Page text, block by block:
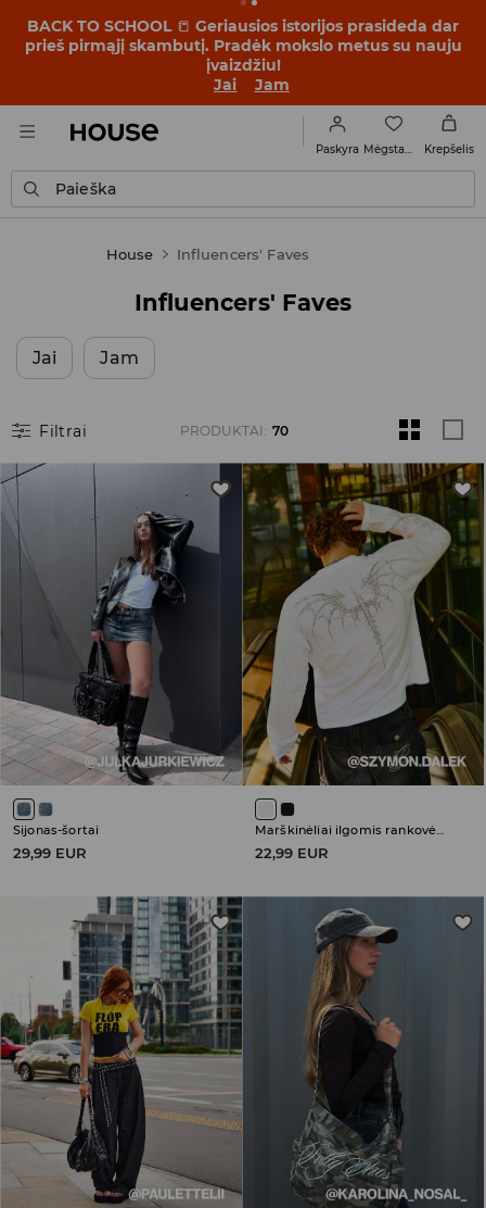
OMG, kaip pigu! Pasiruošk nustebti – peržiūrėk naujas
kainas akcijoje FINALINIS IŠPARDAVIMAS ➡️
Jai
Jam
Paskyra Krepšelis
Paieška
House Influencers' Faves
Influencers' Faves
Jai Jam
Filtrai PRODUKTAI : 70
Sijonas-šortai
29,99 EUR 22,99 EUR